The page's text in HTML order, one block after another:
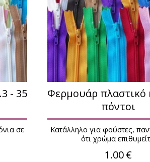
Ταμπακιέρες
αντρικές ζώνες
PARKER
Τράπουλες - Μάρκες
Αξεσουάρ - Δαχτυλίδια
Αξεσουάρ - Κολιέ
αξεσουάρ - Σκουλαρίκια
φυλαχτά - δώρα
- 35
σε
Φερμουάρ πλαστικό
πόντοι
Κατάλληλο για φούστες,
ότι χρώμα
1.00 €